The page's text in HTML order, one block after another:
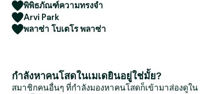
พิพิธภัณฑ์ความทรงจำ
Arvi Park
พลาซ่า โบเตโร พลาซ่า
กำลังหาคนโสดในเมเดยินอยู่ใช่มั้ย?
สมาชิกคนอื่นๆ ที่กำลังมองหาคนโสดก็เข้ามาส่องดูใน